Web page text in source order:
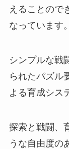
えることので
なっています。
シンプルな戦
られたパズル
よる育成シス
探索と戦闘、
うな自由度の